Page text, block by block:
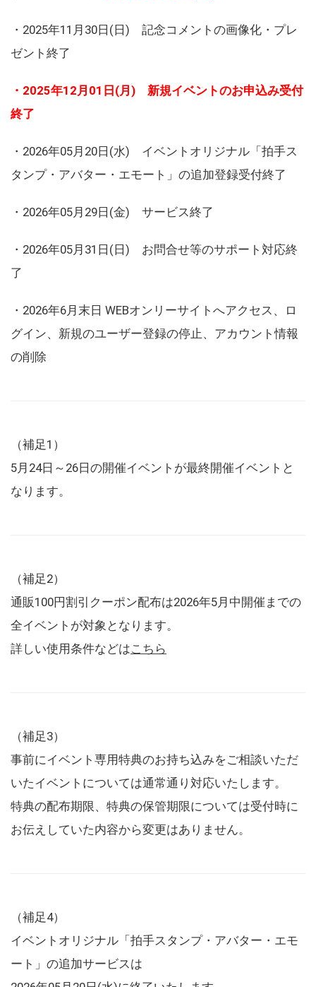
・2025年11月30日(日) 記念コメントの画像化・プレ
ゼント終了
・2025年12月01日(月) 新規イベントのお申込み受付
終了
・2026年05月20日(水) イベントオリジナル「拍手ス
タンプ・アバター・エモート」の追加登録受付終了
・2026年05月29日(金) サービス終了
・2026年05月31日(日) お問合せ等のサポート対応終
了
・2026年6月末日 WEBオンリーサイトへアクセス、ロ
グイン、新規のユーザー登録の停止、アカウント情報
の削除
（補足1）
5月24日～26日の開催イベントが最終開催イベントと
なります。
（補足2）
通販100円割引クーポン配布は2026年5月中開催までの
全イベントが対象となります。
詳しい使用条件などはこちら
（補足3）
事前にイベント専用特典のお持ち込みをご相談いただ
いたイベントについては通常通り対応いたします。
特典の配布期限、特典の保管期限については受付時に
お伝えしていた内容から変更はありません。
（補足4）
イベントオリジナル「拍手スタンプ・アバター・エモ
ート」の追加サービスは